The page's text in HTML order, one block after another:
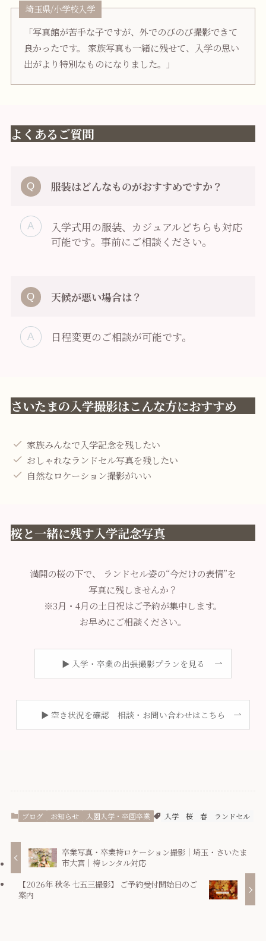
埼玉県/小学校入学
「写真館が苦手な子ですが、外でのびのび撮影できて
良かったです。 家族写真も一緒に残せて、入学の思い
出がより特別なものになりました。」
よくあるご質問
服装はどんなものがおすすめですか？
入学式用の服装、カジュアルどちらも対応
可能です。事前にご相談ください。
天候が悪い場合は？
日程変更のご相談が可能です。
さいたまの入学撮影はこんな方におすすめ
家族みんなで入学記念を残したい
おしゃれなランドセル写真を残したい
自然なロケーション撮影がいい
桜と一緒に残す入学記念写真
満開の桜の下で、 ランドセル姿の“今だけの表情”を
写真に残しませんか？
※3月・4月の土日祝はご予約が集中します。
お早めにご相談ください。
▶ 入学・卒業の出張撮影プランを見る
▶ 空き状況を確認 相談・お問い合わせはこちら
ブログ お知らせ 入園入学・卒園卒業 入学 桜 春 ランドセル
卒業写真・卒業袴ロケーション撮影｜埼玉・さいたま
市大宮｜袴レンタル対応
【2026年 秋冬 七五三撮影】 ご予約受付開始日のご
案内